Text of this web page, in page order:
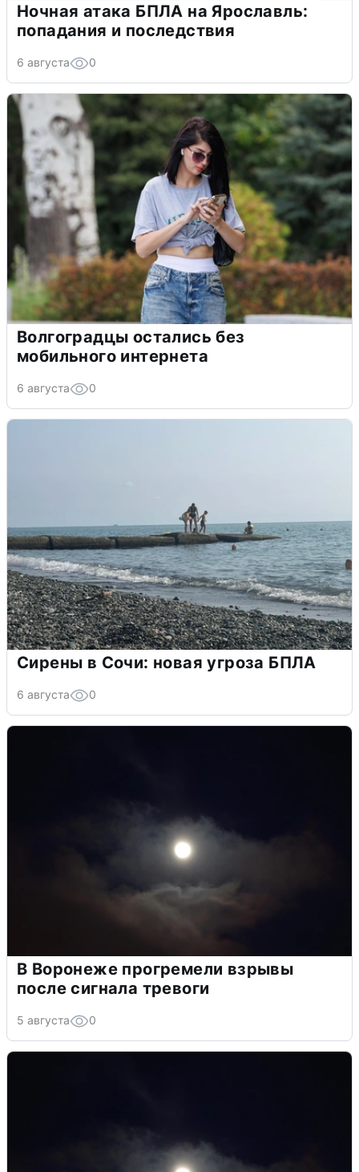
Ночная атака БПЛА на Ярославль:
попадания и последствия
6 августа 0
Волгоградцы остались без
мобильного интернета
6 августа 0
Сирены в Сочи: новая угроза БПЛА
6 августа 0
В Воронеже прогремели взрывы
после сигнала тревоги
5 августа 0